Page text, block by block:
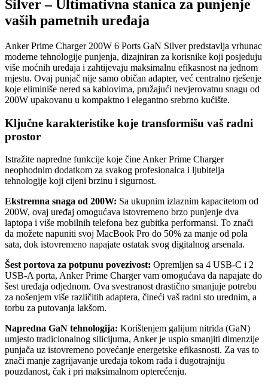
Silver – Ultimativna stanica za punjenje
vaših pametnih uređaja
Anker Prime Charger 200W 6 Ports GaN Silver predstavlja vrhunac
moderne tehnologije punjenja, dizajniran za korisnike koji posjeduju
više moćnih uređaja i zahtijevaju maksimalnu efikasnost na jednom
mjestu. Ovaj punjač nije samo običan adapter, već centralno rješenje
koje eliminiše nered sa kablovima, pružajući nevjerovatnu snagu od
200W upakovanu u kompaktno i elegantno srebrno kućište.
Ključne karakteristike koje transformišu vaš radni
prostor
Istražite napredne funkcije koje čine Anker Prime Charger
neophodnim dodatkom za svakog profesionalca i ljubitelja
tehnologije koji cijeni brzinu i sigurnost.
Ekstremna snaga od 200W: Sa ukupnim izlaznim kapacitetom od
200W, ovaj uređaj omogućava istovremeno brzo punjenje dva
laptopa i više mobilnih telefona bez gubitka performansi. To znači
da možete napuniti svoj MacBook Pro do 50% za manje od pola
sata, dok istovremeno napajate ostatak svog digitalnog arsenala.
Šest portova za potpunu povezivost: Opremljen sa 4 USB-C i 2
USB-A porta, Anker Prime Charger vam omogućava da napajate do
šest uređaja odjednom. Ova svestranost drastično smanjuje potrebu
za nošenjem više različitih adaptera, čineći vaš radni sto urednim, a
torbu za putovanja lakšom.
Napredna GaN tehnologija: Korištenjem galijum nitrida (GaN)
umjesto tradicionalnog silicijuma, Anker je uspio smanjiti dimenzije
punjača uz istovremeno povećanje energetske efikasnosti. Za vas to
znači manje zagrijavanje uređaja tokom rada i dugotrajniju
pouzdanost, čak i pri maksimalnom opterećenju.